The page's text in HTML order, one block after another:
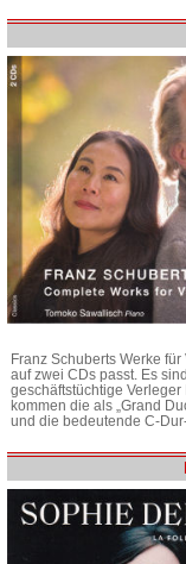
Franz Schuberts Werke
auf zwei CDs passt. Es
geschäftstüchtige
kommen die als „Grand
und die bedeutende C-